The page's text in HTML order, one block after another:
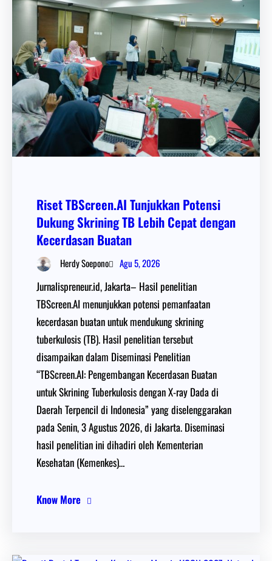
Riset TBScreen.AI Tunjukkan Potensi
Dukung Skrining TB Lebih Cepat dengan
Kecerdasan Buatan
Herdy Soepono Agu 5, 2026
Jurnalispreneur.id, Jakarta– Hasil penelitian
TBScreen.AI menunjukkan potensi pemanfaatan
kecerdasan buatan untuk mendukung skrining
tuberkulosis (TB). Hasil penelitian tersebut
disampaikan dalam Diseminasi Penelitian
“TBScreen.AI: Pengembangan Kecerdasan Buatan
untuk Skrining Tuberkulosis dengan X-ray Dada di
Daerah Terpencil di Indonesia” yang diselenggarakan
pada Senin, 3 Agustus 2026, di Jakarta. Diseminasi
hasil penelitian ini dihadiri oleh Kementerian
Kesehatan (Kemenkes)…
Know More